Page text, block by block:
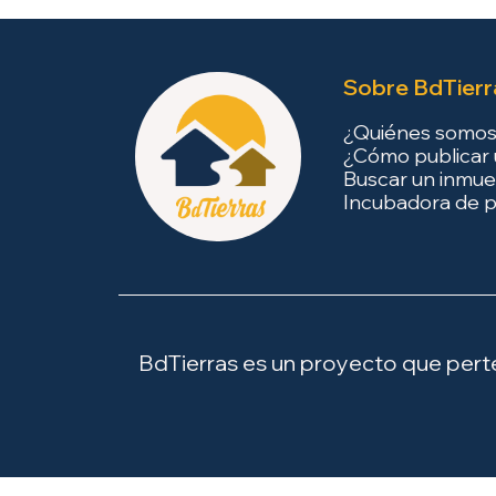
Sobre
¿Quiénes
¿Cómo
Buscar un
Incubadora de
BdTierras es un proyecto que